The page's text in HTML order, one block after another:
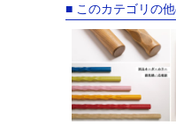
■ このカテゴリの